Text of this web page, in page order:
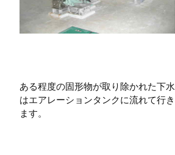
ある程度の固形物が取り除かれた下水
はエアレーションタンクに流れて行き
ます。